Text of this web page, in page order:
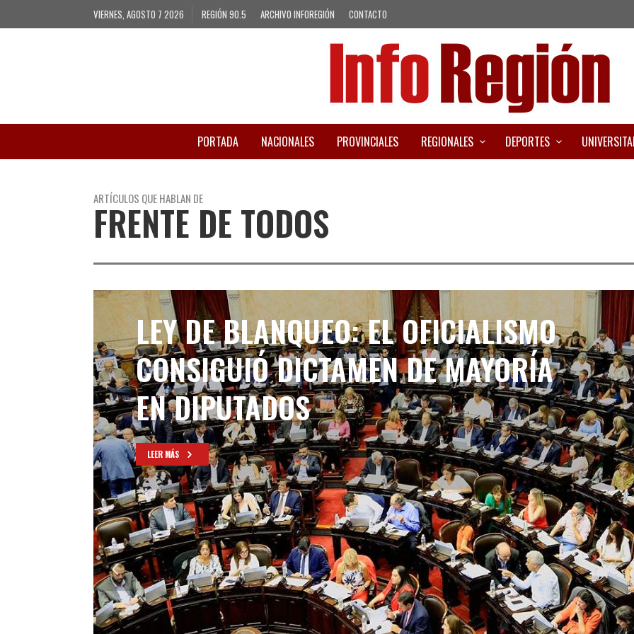
VIERNES, AGOSTO 7 2026 REGIÓN 90.5 ARCHIVO INFOREGIÓN CONTACTO
PORTADA NACIONALES PROVINCIALES REGIONALES DEPORTES
ARTÍCULOS QUE HABLAN DE
FRENTE DE TODOS
LEY DE BLANQUEO: EL OFICIALISMO
CONSIGUIÓ DICTAMEN DE MAYORÍA
EN DIPUTADOS
LEER MÁS